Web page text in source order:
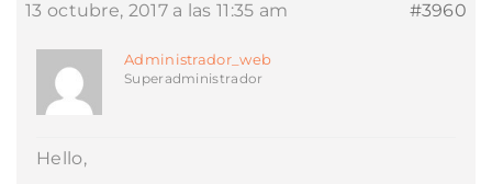
13 octubre, 2017 a las 11:35 am #3960
Administrador_web
Superadministrador
Hello,